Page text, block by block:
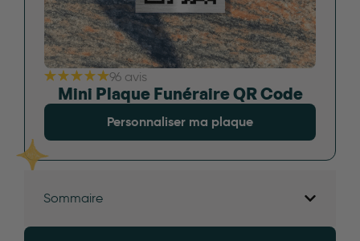
96 avis
Mini Plaque Funéraire QR Code
Personnaliser ma plaque
Sommaire